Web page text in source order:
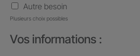
Autre besoin
Plusieurs choix possibles
Vos informations :